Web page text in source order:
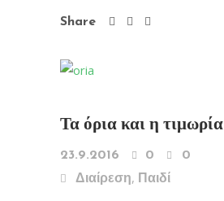
Share
Τα όρια και η τιμωρία
23.9.2016 0
0
Διαίρεση, Παιδί